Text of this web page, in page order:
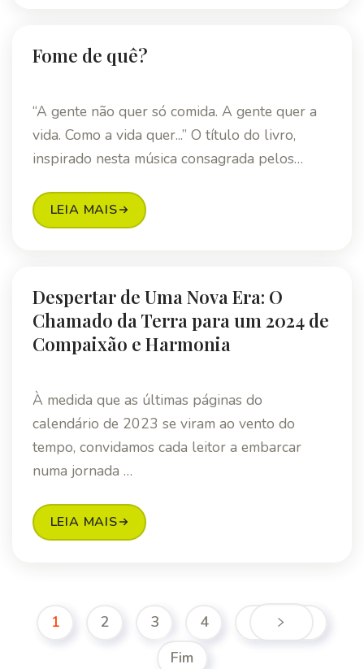
Fome de quê?
“A gente não quer só comida. A gente quer a
vida. Como a vida quer...” O título do livro,
inspirado nesta música consagrada pelos…
LEIA MAIS
Despertar de Uma Nova Era: O
Chamado da Terra para um 2024 de
Compaixão e Harmonia
À medida que as últimas páginas do
calendário de 2023 se viram ao vento do
tempo, convidamos cada leitor a embarcar
numa jornada …
LEIA MAIS
1 2 3
4
Fim